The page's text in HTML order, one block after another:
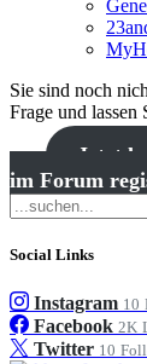
Sie sind noch
Frage und
Jetzt
im Forum
Social Links
Instagram 10
Facebook 2K
Twitter 10